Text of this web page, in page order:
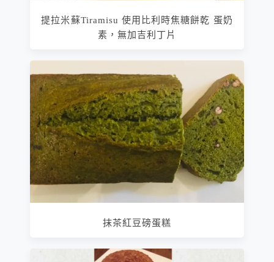
提拉米蘇Tiramisu 使用比利時焦糖餅乾 蛋奶
素，無加吉利丁片
抹茶紅豆磅蛋糕